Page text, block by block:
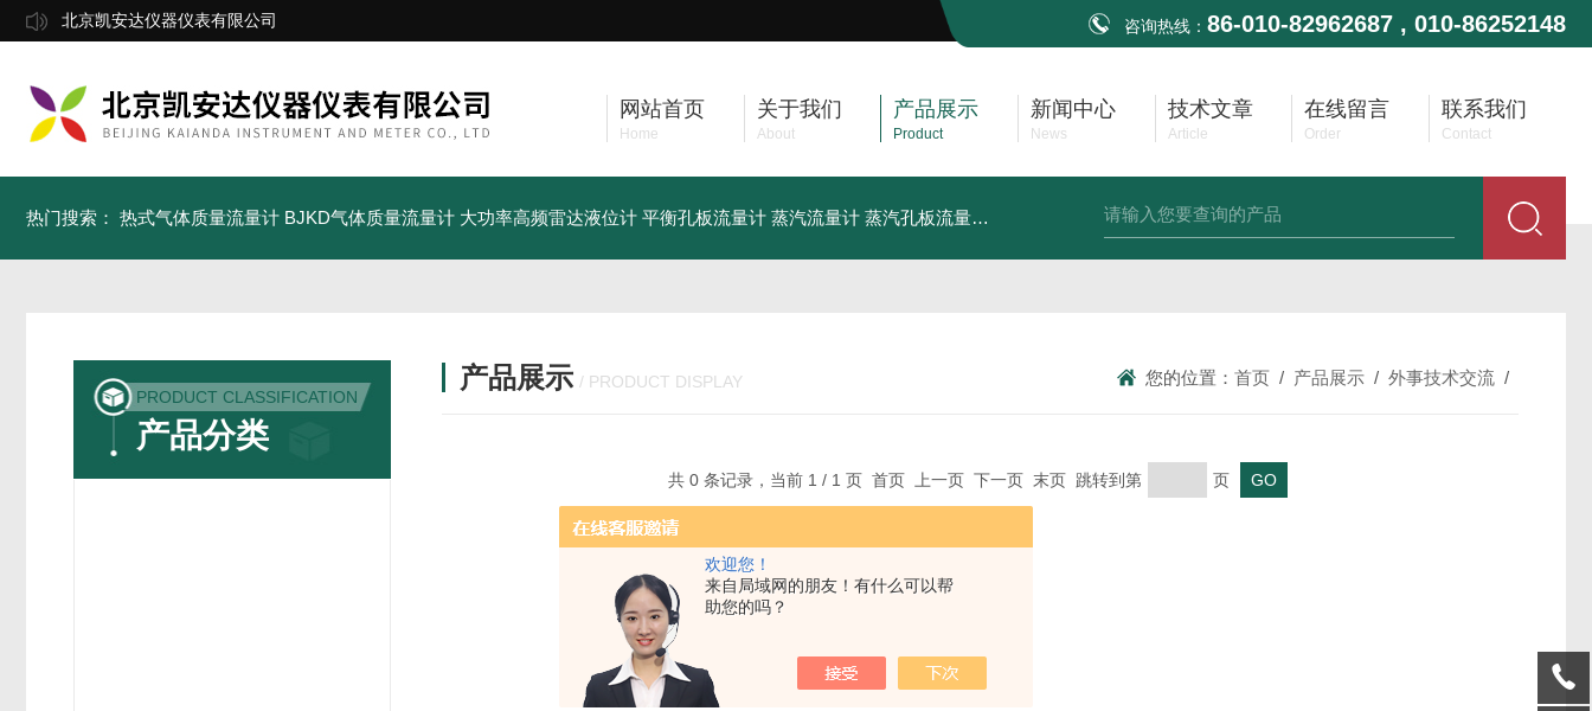
欢迎您！
来自局域网的朋友！有什么可以帮
助您的吗？
北京凯安达仪器仪表有限公司 咨询热线： 86-010-82962687 , 010-86252148
网站首页
Home
关于我们
About
产品展示
Product
新闻中心
News
技术文章
Article
在线留言
Order
联系我们
Contact
热门搜索： 热式气体质量流量计 BJKD气体质量流量计 大功率高频雷达液位计 平衡孔板流量计 蒸汽流量计 蒸汽孔板流量计 供应卫生齐平膜压力变送器 供应耐高温压力变送器 供应防堵无腔压力变送器
PRODUCT CLASSIFICATION
产品分类
产品展示 / PRODUCT DISPLAY 您的位置： 首页 / 产品展示 / 外事技术交流 /
共 0 条记录，当前 1 / 1 页 首页 上一页 下一页 末页 跳转到第 页